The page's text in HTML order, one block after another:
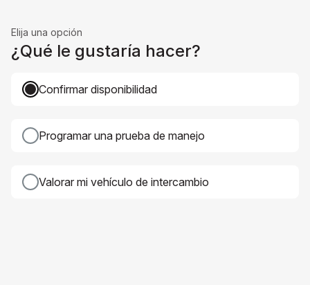
Elija una opción
¿Qué le gustaría hacer?
Confirmar disponibilidad
Programar una prueba de manejo
Valorar mi vehículo de intercambio